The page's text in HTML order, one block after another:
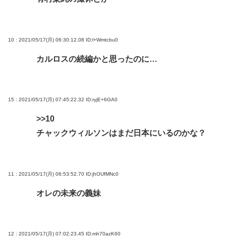
10 : 2021/05/17(月) 06:30:12.08 ID:l+Wmtcbu0
カルロスの続編かと思ったのに…
15 : 2021/05/17(月) 07:45:22.32 ID:ryjE+6GA0
>>10
チャックウィルソンはまだ日本にいるのかな？
11 : 2021/05/17(月) 06:53:52.70 ID:jhOUfMNc0
オレの未来の義妹
12 : 2021/05/17(月) 07:02:23.45 ID:mh70azK60